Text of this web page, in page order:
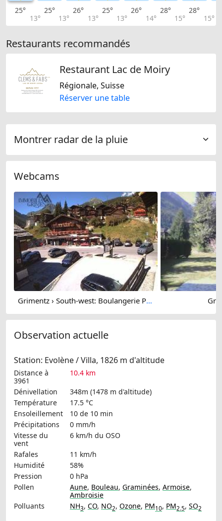
25°
13°
25°
13°
26°
13°
25°
13°
26°
14°
28°
15°
28°
15°
Restaurants recommandés
Restaurant Lac de Moiry
Régionale, Suisse
Réserver une table
Montrer radar de la pluie
Webcams
Grimentz › South-west: Boulangerie Pâtisserie Salamin, le Tea Room - EGLISE PAROISSIALE SAINT-THÉODULE
Observation actuelle
Station: Evolène / Villa, 1826 m d'altitude
Distance à
3961
10.4 km
Dénivellation
348m (1478 m d'altitude)
Température
17.5 °C
Ensoleillement
10 de 10 min
Précipitations
0 mm/h
Vitesse du
vent
6 km/h du OSO
Rafales
11 km/h
Humidité
58%
Pression
0 hPa
Pollen
Aune, Bouleau, Graminées, Armoise,
Ambroisie
Polluants
NH3, CO, NO2, Ozone, PM10, PM2.5, SO2